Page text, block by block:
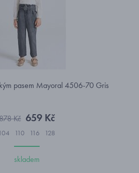
pasem Mayoral 4506-70 Gris
Kč 659 Kč
110 116 128
skladem